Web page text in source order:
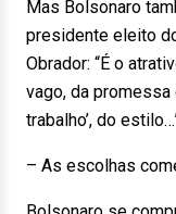
Mas Bolsonaro
presidente eleito
Obrador: “É o
vago, da promessa
trabalho’, do
– As escolhas